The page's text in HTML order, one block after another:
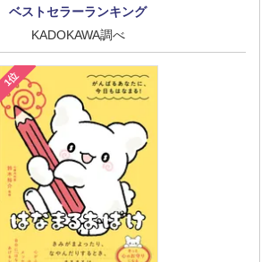
ベストセラーランキング
KADOKAWA調べ
1位